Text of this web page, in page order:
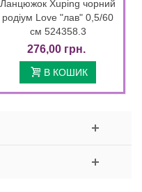
Ланцюжок Xuping чорний
родіум Love "лав" 0,5/60
см 524358.3
276,00 грн.
В КОШИК